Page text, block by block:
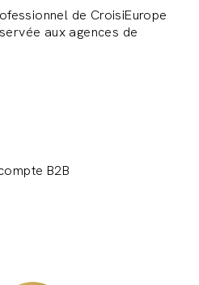
de CroisiEurope
aux agences de
B2B